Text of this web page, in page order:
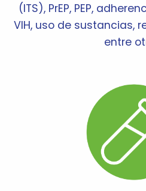
(ITS), PrEP, PEP,
VIH, uso de sustancias,
entre